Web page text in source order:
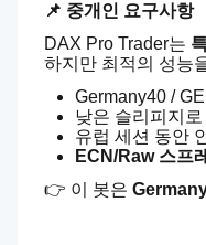
📌 중개인 요구사항
DAX Pro Trader는
하지만 최적의 성능
Germany40 /
낮은 슬리피지로
유럽 세션 동안
ECN/Raw 스프
👉 이 봇은